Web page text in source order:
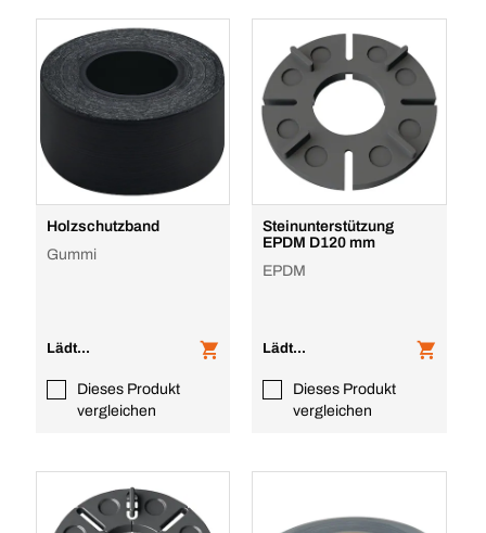
Holzschutzband
Gummi
Lädt...
Dieses Produkt
vergleichen
Steinunterstützung
EPDM D120 mm
EPDM
Lädt...
Dieses Produkt
vergleichen